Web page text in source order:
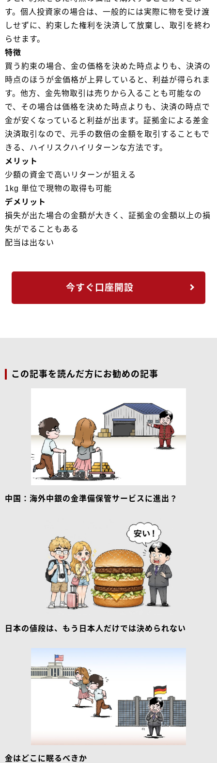
す。個人投資家の場合は、一般的には実際に物を受け渡
しせずに、約束した権利を決済して放棄し、取引を終わ
らせます。
特徴
買う約束の場合、金の価格を決めた時点よりも、決済の
時点のほうが金価格が上昇していると、利益が得られま
す。他方、金先物取引は売りから入ることも可能なの
で、その場合は価格を決めた時点よりも、決済の時点で
金が安くなっていると利益が出ます。証拠金による差金
決済取引なので、元手の数倍の金額を取引することもで
きる、ハイリスクハイリターンな方法です。
メリット
少額の資金で高いリターンが狙える
1kg 単位で現物の取得も可能
デメリット
損失が出た場合の金額が大きく、証拠金の金額以上の損
失がでることもある
配当は出ない
今すぐ口座開設
この記事を読んだ方にお勧めの記事
中国：海外中銀の金準備保管サービスに進出？
日本の値段は、もう日本人だけでは決められない
金はどこに眠るべきか